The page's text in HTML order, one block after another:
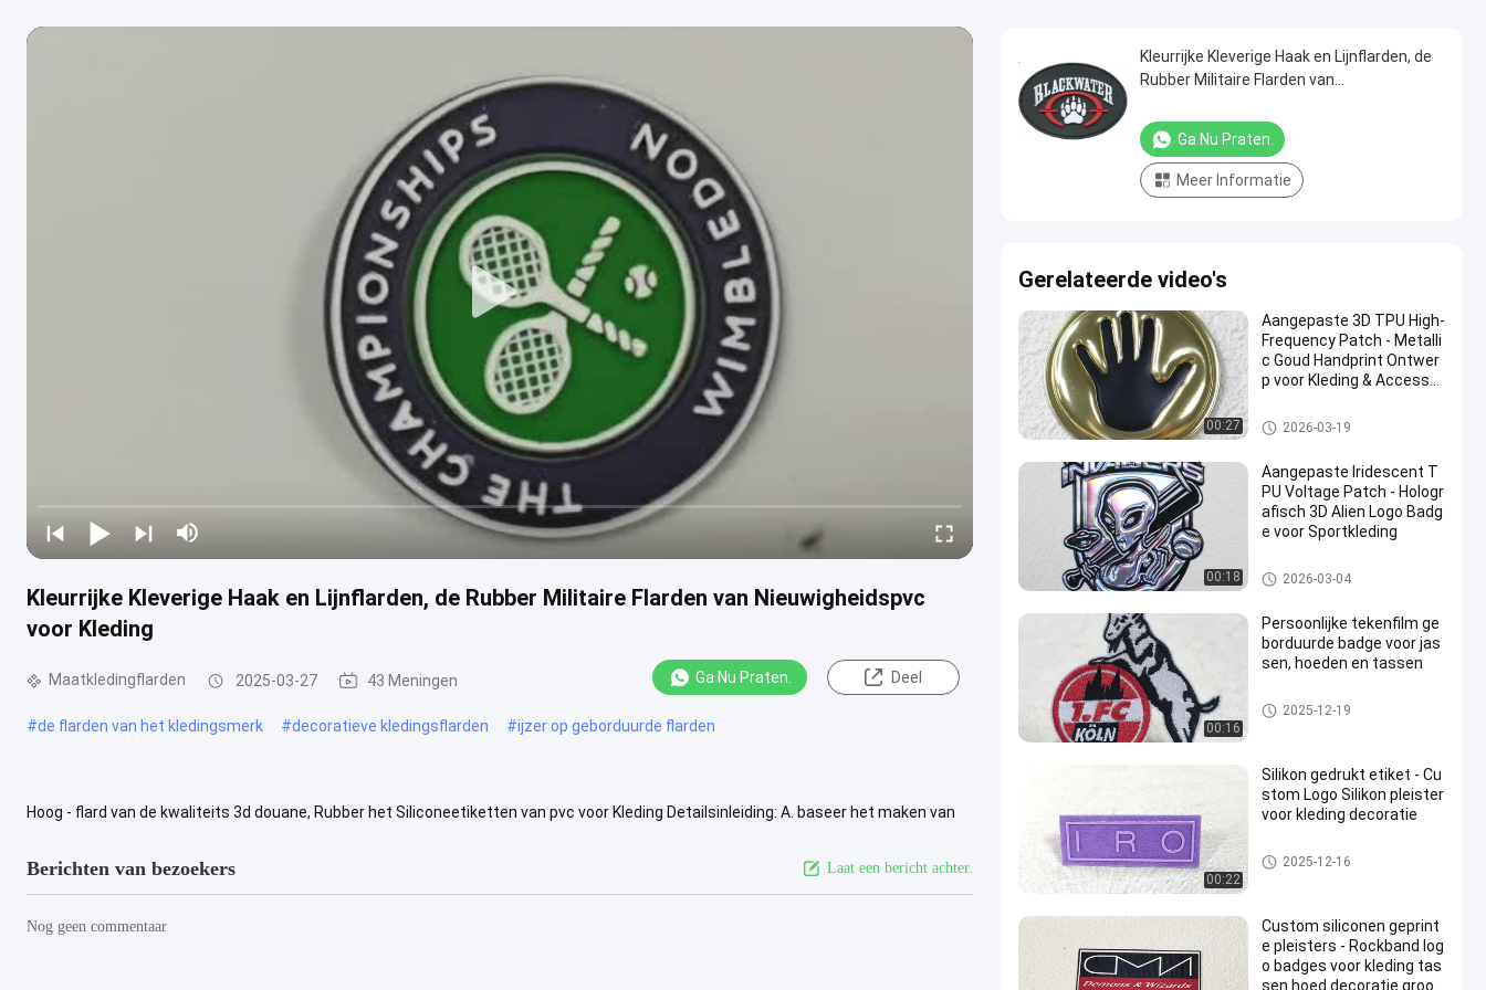
Kleurrijke Kleverige Haak en Lijnflarden, de Rubber Militaire Flarden van Nieuwigheidspvc
voor Kleding
Maatkledingflarden 2025-03-27 43 Meningen Ga Nu Praten. Deel
#de flarden van het kledingsmerk #decoratieve kledingsflarden #ijzer op geborduurde flarden
Hoog - flard van de kwaliteits 3d douane, Rubber het Siliconeetiketten van pvc voor Kleding Detailsinleiding: A. baseer het maken van
Berichten van bezoekers Laat een bericht achter.
Nog geen commentaar
Kleurrijke Kleverige Haak en Lijnflarden, de
Rubber Militaire Flarden van
Ga Nu Praten.
Meer Informatie
Gerelateerde video's
00:27
Aangepaste 3D TPU High-
Frequency Patch - Metalli
c Goud Handprint Ontwer
p voor Kleding & Accessoi
Maatkledingflarden
2026-03-19
00:18
Aangepaste Iridescent T
PU Voltage Patch - Hologr
afisch 3D Alien Logo Badg
e voor Sportkleding
Maatkledingflarden
2026-03-04
00:16
Persoonlijke tekenfilm ge
borduurde badge voor jas
sen, hoeden en tassen
Maatkledingflarden
2025-12-19
00:22
Silikon gedrukt etiket - Cu
stom Logo Silikon pleister
voor kleding decoratie
Maatkledingflarden
2025-12-16
Custom siliconen geprint
e pleisters - Rockband log
o badges voor kleding tas
sen hoed decoratie groot